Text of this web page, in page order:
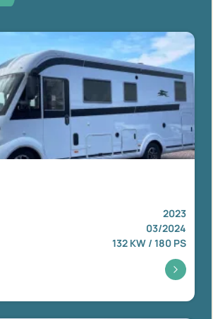
2023
03/2024
132 KW / 180 PS